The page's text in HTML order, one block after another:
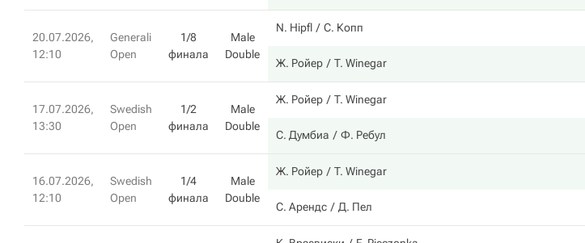
20.07.2026,
12:10
Generali
Open
1/8
финала
Male
Double
N. Hipfl С. Копп
Ж. Ройер T. Winegar
17.07.2026,
13:30
Swedish
Open
1/2
финала
Male
Double
Ж. Ройер T. Winegar
С. Думбиа Ф. Ребул
16.07.2026,
12:10
Swedish
Open
1/4
финала
Male
Double
Ж. Ройер T. Winegar
С. Арендс Д. Пел